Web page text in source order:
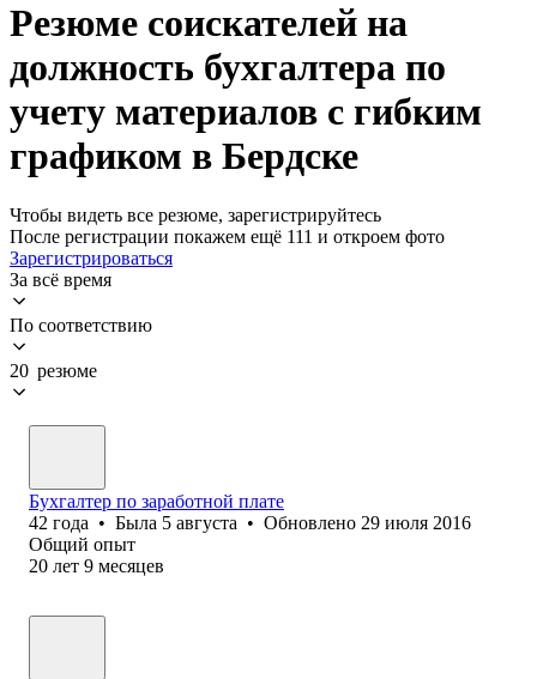
Резюме соискателей на
должность бухгалтера по
учету материалов с гибким
графиком в Бердске
Чтобы видеть все резюме, зарегистрируйтесь
После регистрации покажем ещё 111 и откроем фото
Зарегистрироваться
За всё время
По соответствию
20 резюме
Бухгалтер по заработной плате
42 года • Была 5 августа • Обновлено 29 июля 2016
Общий опыт
20 лет 9 месяцев